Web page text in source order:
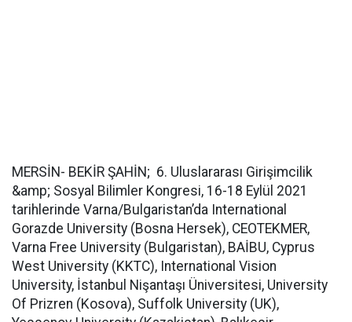
MERSİN- BEKİR ŞAHİN; 6. Uluslararası Girişimcilik
&amp; Sosyal Bilimler Kongresi, 16-18 Eylül 2021
tarihlerinde Varna/Bulgaristan’da International
Gorazde University (Bosna Hersek), CEOTEKMER,
Varna Free University (Bulgaristan), BAİBU, Cyprus
West University (KKTC), International Vision
University, İstanbul Nişantaşı Üniversitesi, University
Of Prizren (Kosova), Suffolk University (UK),